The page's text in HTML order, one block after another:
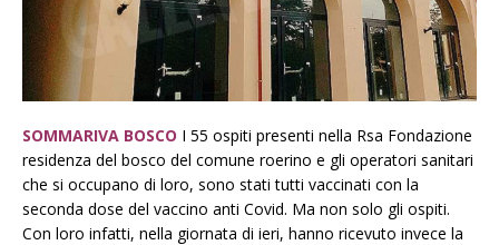
SOMMARIVA BOSCO I 55 ospiti presenti nella Rsa Fondazione
residenza del bosco del comune roerino e gli operatori sanitari
che si occupano di loro, sono stati tutti vaccinati con la
seconda dose del vaccino anti Covid. Ma non solo gli ospiti.
Con loro infatti, nella giornata di ieri, hanno ricevuto invece la